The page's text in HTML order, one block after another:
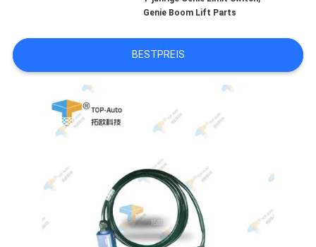
VERBINDUNG
FORDERN
Genie Boom Lift Parts
BESTPREIS